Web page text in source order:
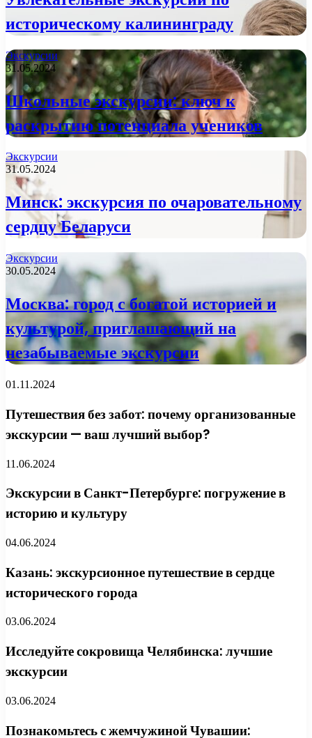
историческому калининграду
Экскурсии
31.05.2024
Школьные экскурсии: ключ к
раскрытию потенциала учеников
Экскурсии
31.05.2024
Минск: экскурсия по очаровательному
сердцу Беларуси
Экскурсии
30.05.2024
Москва: город с богатой историей и
культурой, приглашающий на
незабываемые экскурсии
01.11.2024
Путешествия без забот: почему организованные
экскурсии — ваш лучший выбор?
11.06.2024
Экскурсии в Санкт-Петербурге: погружение в
историю и культуру
04.06.2024
Казань: экскурсионное путешествие в сердце
исторического города
03.06.2024
Исследуйте сокровища Челябинска: лучшие
экскурсии
03.06.2024
Познакомьтесь с жемчужиной Чувашии: